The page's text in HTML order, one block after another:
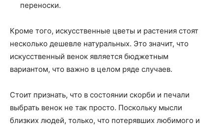
переноски.
Кроме того, искусственные цветы и растения стоят
несколько дешевле натуральных. Это значит, что
искусственный венок является бюджетным
вариантом, что важно в целом ряде случаев.
Стоит признать, что в состоянии скорби и печали
выбрать венок не так просто. Поскольку мысли
близких людей, только, что потерявших любимого и